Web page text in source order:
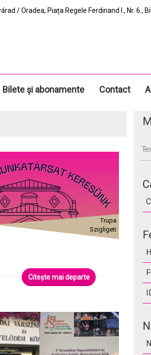
/ Oradea, Piața Regele Ferdinand I., Nr. 6.,
Bilete și abonamente Contact
Trupa
Szigligeti
Citește mai departe